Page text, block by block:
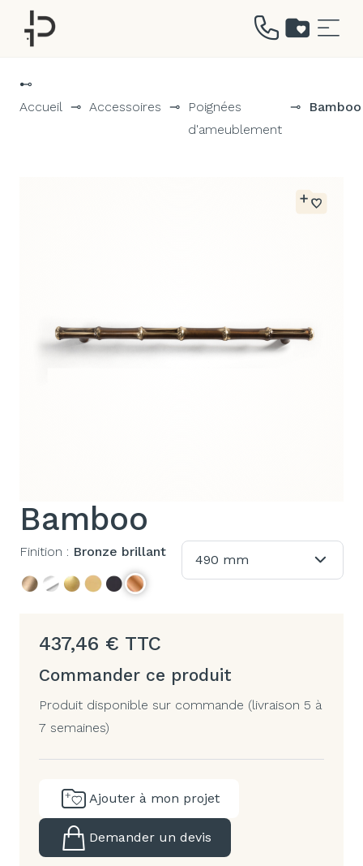
⊷
Accueil ⊸ Accessoires ⊸
Poignées
d'ameublement
⊸ Bamboo
Bamboo
Finition : Bronze brillant
490 mm
437,46 € TTC
Commander ce produit
Produit disponible sur commande (livraison 5 à
7 semaines)
Ajouter à mon projet
Demander un devis